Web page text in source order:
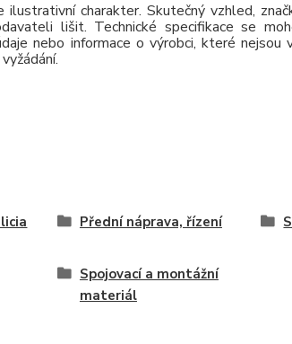
charakter. Skutečný vzhled,
lišit. Technické specifikace se
nebo informace o výrobci, které nejsou
Přední náprava, řízení
Spojovací a montážní
materiál